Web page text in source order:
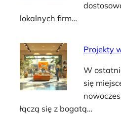
lokalnych firm…
Projekty
W
się
łączą się z bogatą…